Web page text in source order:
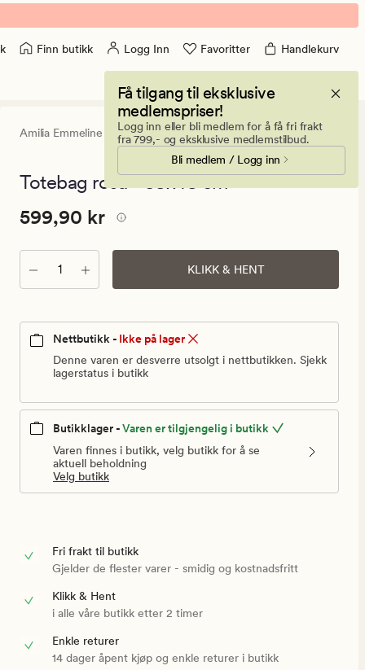
Finn butikk Logg Inn Favoritter Handlekurv
Få tilgang til eksklusive
medlemspriser!
Logg inn eller bli medlem for å få fri frakt
fra 799,- og eksklusive medlemstilbud.
Bli medlem / Logg inn
Amilia Emmeline
0
en
0
Totebag rosa - 38x48 cm
Pris
599,90
kr.
Vanlig
pris
kr
Pris 599,90 kr
599,90 kr
Antall KLIKK & HENT
Nettbutikk - Ikke på lager
Denne varen er desverre utsolgt i nettbutikken. Sjekk
lagerstatus i butikk
Butikklager -Varen er tilgjengelig i butikk
Varen finnes i butikk, velg butikk for å se
aktuell beholdning
Velg butikk
Fri frakt til butikk
Gjelder de flester varer - smidig og kostnadsfritt
Klikk & Hent
i alle våre butikk etter 2 timer
Enkle returer
14 dager åpent kjøp og enkle returer i butikk